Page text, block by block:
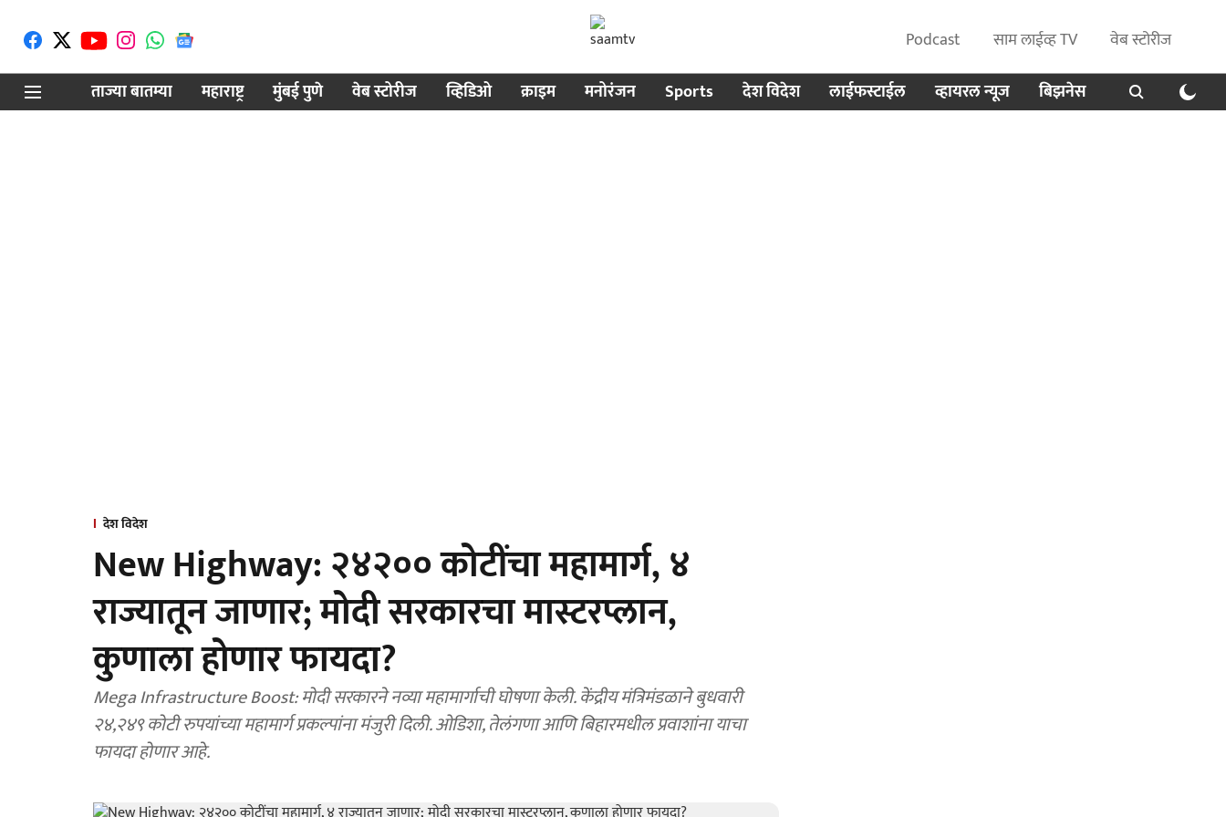
Podcast साम लाईव्ह TV
वेब स्टोरीज
ताज्या बातम्या
महाराष्ट्र मुंबई पुणे वेब स्टोरीज व्हिडिओ क्राइम मनोरंजन Sports देश विदेश लाईफस्टाईल व्हायरल न्यूज बिझनेस
देश विदेश
New Highway: २४२०० कोटींचा महामार्ग, ४
राज्यातून जाणार; मोदी सरकारचा मास्टरप्लान,
कुणाला होणार फायदा?
Mega Infrastructure Boost: मोदी सरकारने नव्या महामार्गाची घोषणा केली. केंद्रीय मंत्रिमंडळाने बुधवारी
२४,२४९ कोटी रुपयांच्या महामार्ग प्रकल्पांना मंजुरी दिली. ओडिशा, तेलंगणा आणि बिहारमधील प्रवाशांना याचा
फायदा होणार आहे.